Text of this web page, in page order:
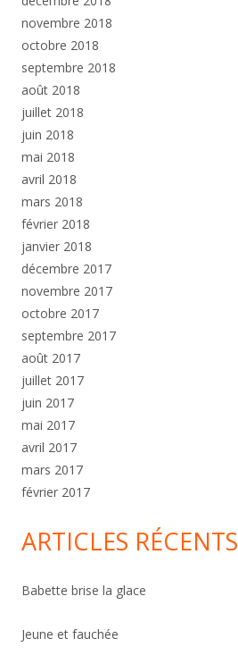
novembre 2018
octobre 2018
septembre 2018
août 2018
juillet 2018
juin 2018
mai 2018
avril 2018
mars 2018
février 2018
janvier 2018
décembre 2017
novembre 2017
octobre 2017
septembre 2017
août 2017
juillet 2017
juin 2017
mai 2017
avril 2017
mars 2017
février 2017
ARTICLES RÉCENTS
Babette brise la glace
Jeune et fauchée